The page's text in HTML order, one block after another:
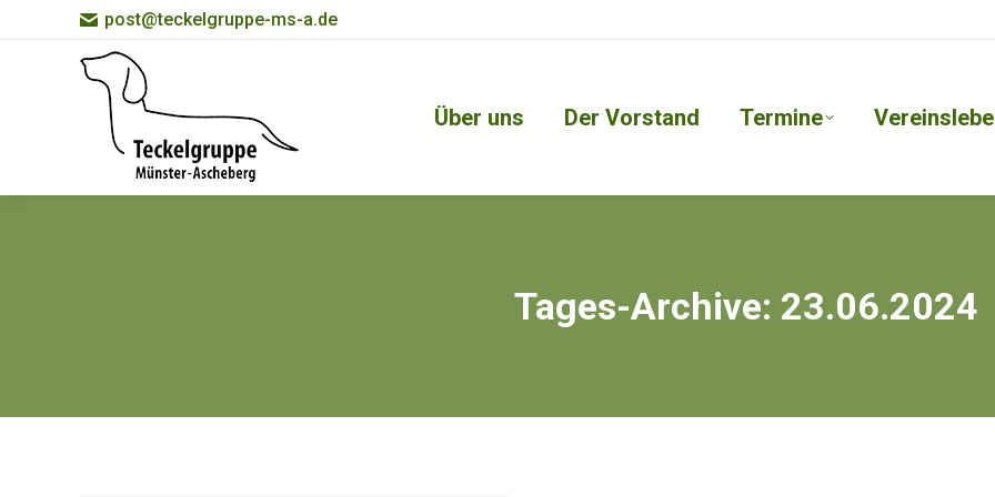
post@teckelgruppe-ms-a.de
Über uns Der Vorstand Termine
Tages-Archive: 23.06.2024